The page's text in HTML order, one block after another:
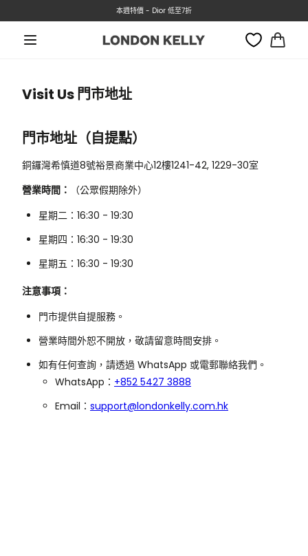
本週特價 - Dior 低至7折
轉數快付款, 即有3%折扣優惠!!
Visit Us 門市地址
門市地址（自提點）
銅鑼灣希慎道8號裕景商業中心12樓1241-42, 1229-30室
營業時間：
（公眾假期除外）
星期二：16:30 - 19:30
星期四：16:30 - 19:30
星期五：16:30 - 19:30
注意事項：
門市提供自提服務。
營業時間外恕不開放，敬請留意時間安排。
如有任何查詢，請透過 WhatsApp 或電郵聯絡我們。
WhatsApp： +852 5427 3888
Email： support@londonkelly.com.hk